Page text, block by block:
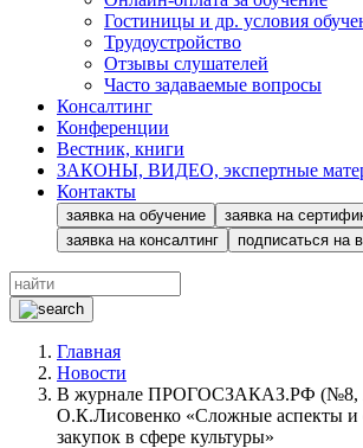
Гостиницы и др. условия
Трудоустройство
Отзывы слушателей
Часто задаваемые вопросы
Консалтинг
Конференции
Вестник, книги
ЗАКОНЫ, ВИДЕО, экспертные
Контакты
заявка на обучение
заявка на
заявка на консалтинг
подписаться на
Главная
Новости
В журнале ПРОГОСЗАКАЗ.РФ (№8,
О.К.Лисовенко «Сложные аспекты и
закупок в сфере культуры»